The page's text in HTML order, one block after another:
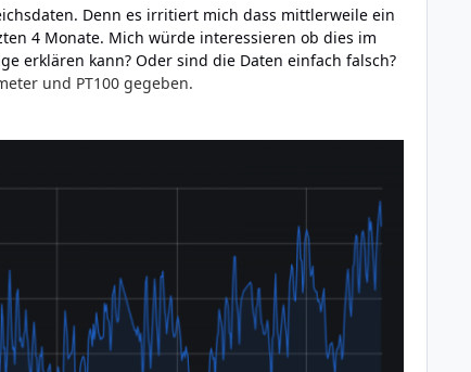
Denn es irritiert mich dass mittlerweile ein
4 Monate. Mich würde interessieren ob dies im
erklären kann? Oder sind die Daten einfach falsch?
und PT100 gegeben.